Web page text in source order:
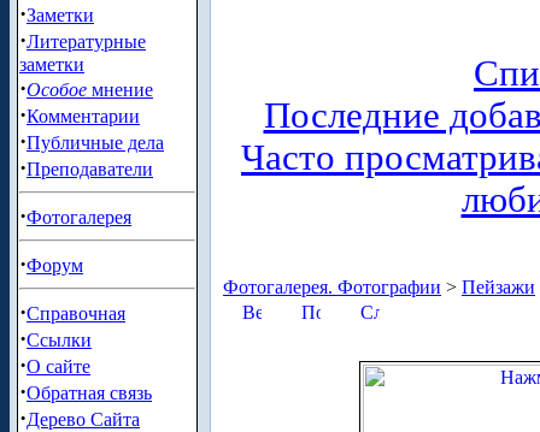
·Заметки
·Литературные
заметки
·Особое мнение
·Комментарии
·Публичные дела
·Преподаватели
·Фотогалерея
·Форум
·Справочная
·Ссылки
·О сайте
·Обратная связь
·Дерево Сайта
Последние
Часто
Фотогалерея. Фотографии > Пейзажи